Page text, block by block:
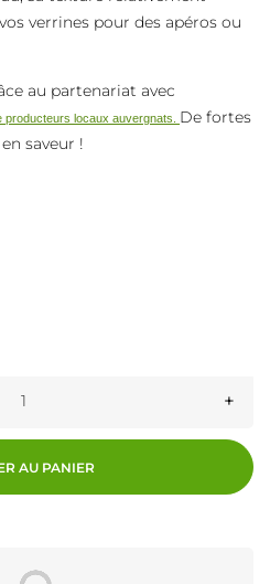
verrines pour des apéros ou
au partenariat avec
locaux auvergnats. De fortes
saveur !
+
AU PANIER